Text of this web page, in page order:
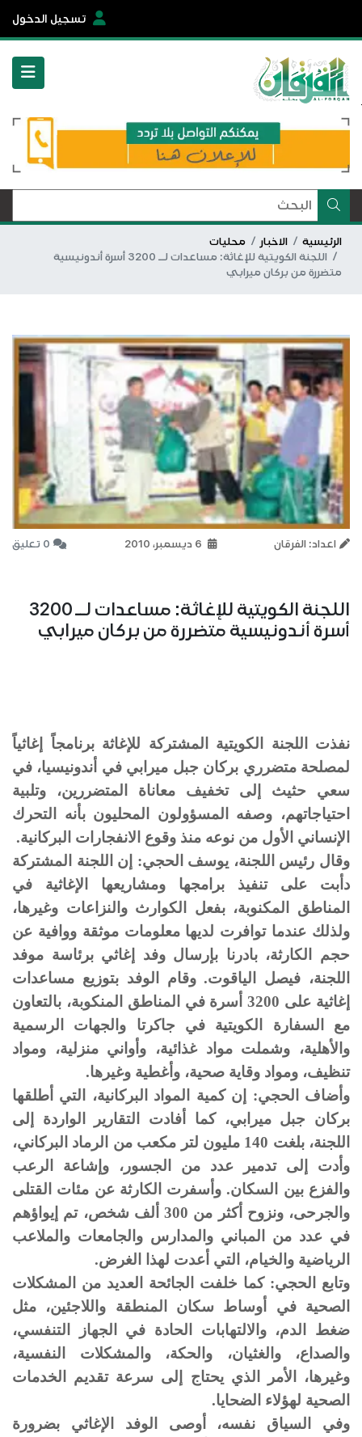
تسجيل الدخول
الرئيسية الاخبار
محليات
اللجنة الكويتية للإغاثة: مساعدات لــ 3200 أسرة أندونيسية
متضررة من بركان ميرابي
اعداد: الفرقان 0 تعليق
اللجنة الكويتية للإغاثة: مساعدات لــ 3200
أسرة أندونيسية متضررة من بركان ميرابي
نفذت اللجنة الكويتية المشتركة للإغاثة برنامجاً إغاثياً
لمصلحة متضرري بركان جبل ميرابي في أندونيسيا، في
سعي حثيث إلى تخفيف معاناة المتضررين، وتلبية
احتياجاتهم، وصفه المسؤولون المحليون بأنه التحرك
الإنساني الأول من نوعه منذ وقوع الانفجارات البركانية.
وقال رئيس اللجنة، يوسف الحجي: إن اللجنة المشتركة
دأبت على تنفيذ برامجها ومشاريعها الإغاثية في
المناطق المكنوبة، بفعل الكوارث والنزاعات وغيرها،
ولذلك عندما توافرت لديها معلومات موثقة ووافية عن
حجم الكارثة، بادرنا بإرسال وفد إغاثي برئاسة موفد
اللجنة، فيصل الياقوت. وقام الوفد بتوزيع مساعدات
إغاثية على 3200 أسرة في المناطق المنكوبة، بالتعاون
مع السفارة الكويتية في جاكرتا والجهات الرسمية
والأهلية، وشملت مواد غذائية، وأواني منزلية، ومواد
تنظيف، ومواد وقاية صحية، وأغطية وغيرها.
وأضاف الحجي: إن كمية المواد البركانية، التي أطلقها
بركان جبل ميرابي، كما أفادت التقارير الواردة إلى
اللجنة، بلغت 140 مليون لتر مكعب من الرماد البركاني،
وأدت إلى تدمير عدد من الجسور، وإشاعة الرعب
والفزع بين السكان. وأسفرت الكارثة عن مئات القتلى
والجرحى، ونزوح أكثر من 300 ألف شخص، تم إيواؤهم
في عدد من المباني والمدارس والجامعات والملاعب
الرياضية والخيام، التي أعدت لهذا الغرض.
وتابع الحجي: كما خلفت الجائحة العديد من المشكلات
الصحية في أوساط سكان المنطقة واللاجئين، مثل
ضغط الدم، والالتهابات الحادة في الجهاز التنفسي،
والصداع، والغثيان، والحكة، والمشكلات النفسية،
وغيرها، الأمر الذي يحتاج إلى سرعة تقديم الخدمات
الصحية لهؤلاء الضحايا.
وفي السياق نفسه، أوصى الوفد الإغاثي بضرورة